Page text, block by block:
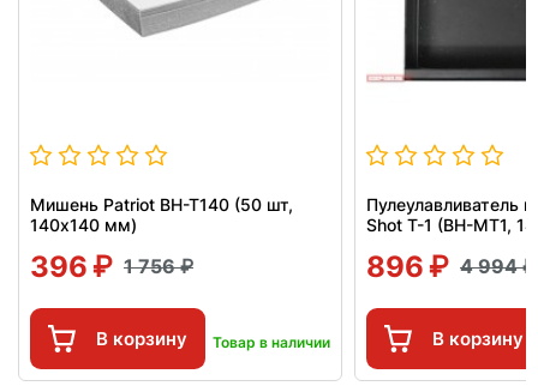
Мишень Patriot BH-T140 (50 шт,
140x140 мм)
396 1 756
В корзину Товар в наличии
Пулеулавливатель
Shot T-1 (BH-MT1,
896 4 994
В корзину